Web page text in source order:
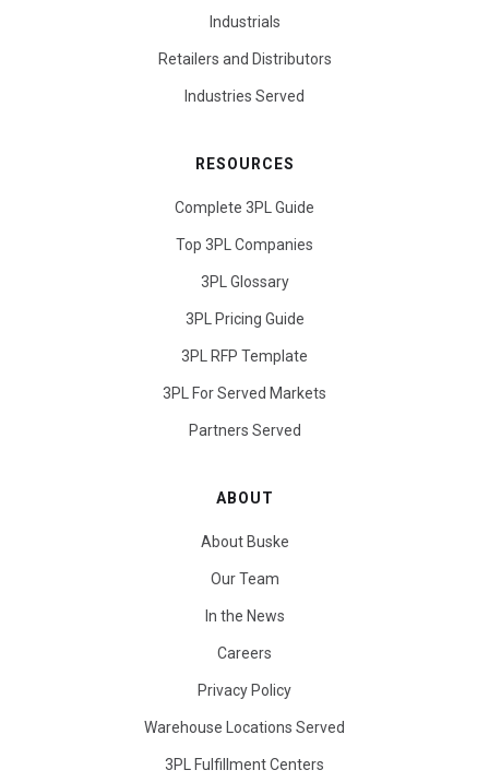
Industrials
Retailers and Distributors
Industries Served
RESOURCES
Complete 3PL Guide
Top 3PL Companies
3PL Glossary
3PL Pricing Guide
3PL RFP Template
3PL For Served Markets
Partners Served
ABOUT
About Buske
Our Team
In the News
Careers
Privacy Policy
Warehouse Locations Served
3PL Fulfillment Centers